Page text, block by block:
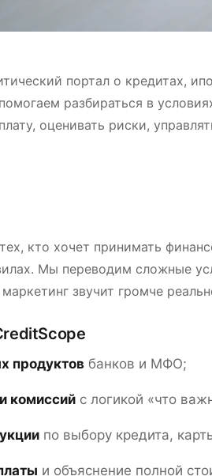
портал о кредитах,
разбираться в
оценивать риски,
кто хочет принимать
Мы переводим сложные
звучит громче
продуктов банков и МФО;
комиссий с логикой «что
по выбору кредита,
и объяснение полной